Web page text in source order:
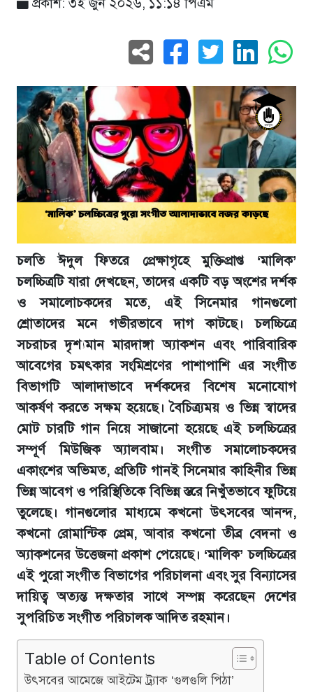
চলতি ঈদুল ফিতরে প্রেক্ষাগৃহে মুক্তিপ্রাপ্ত ‘মালিক’
চলচ্চিত্রটি যারা দেখছেন, তাদের একটি বড় অংশের দর্শক
ও সমালোচকদের মতে, এই সিনেমার গানগুলো
শ্রোতাদের মনে গভীরভাবে দাগ কাটছে। চলচ্চিত্রে
সচরাচর দৃশ্যমান মারদাঙ্গা অ্যাকশন এবং পারিবারিক
আবেগের চমৎকার সংমিশ্রণের পাশাপাশি এর সংগীত
বিভাগটি আলাদাভাবে দর্শকদের বিশেষ মনোযোগ
আকর্ষণ করতে সক্ষম হয়েছে। বৈচিত্র্যময় ও ভিন্ন স্বাদের
মোট চারটি গান নিয়ে সাজানো হয়েছে এই চলচ্চিত্রের
সম্পূর্ণ মিউজিক অ্যালবাম। সংগীত সমালোচকদের
একাংশের অভিমত, প্রতিটি গানই সিনেমার কাহিনীর ভিন্ন
ভিন্ন আবেগ ও পরিস্থিতিকে বিভিন্ন স্তরে নিখুঁতভাবে ফুটিয়ে
তুলেছে। গানগুলোর মাধ্যমে কখনো উৎসবের আনন্দ,
কখনো রোমান্টিক প্রেম, আবার কখনো তীব্র বেদনা ও
অ্যাকশনের উত্তেজনা প্রকাশ পেয়েছে। ‘মালিক’ চলচ্চিত্রের
এই পুরো সংগীত বিভাগের পরিচালনা এবং সুর বিন্যাসের
দায়িত্ব অত্যন্ত দক্ষতার সাথে সম্পন্ন করেছেন দেশের
সুপরিচিত সংগীত পরিচালক আদিত রহমান।
Table of Contents
উৎসবের আমেজে আইটেম ট্র্যাক ‘গুলগুলি পিঠা’